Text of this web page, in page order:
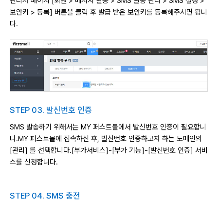
보안키 > 등록] 버튼을 클릭 후 발급 받은 보안키를 등록해주시면 됩니
다.
STEP 03. 발신번호 인증
SMS 발송하기 위해서는 MY 퍼스트몰에서 발신번호 인증이 필요합니
다.MY 퍼스트몰에 접속하신 후, 발신번호 인증하고자 하는 도메인의
[관리] 를 선택합니다.[부가서비스]-[부가 기능]-[발신번호 인증] 서비
스를 신청합니다.
STEP 04. SMS 충전